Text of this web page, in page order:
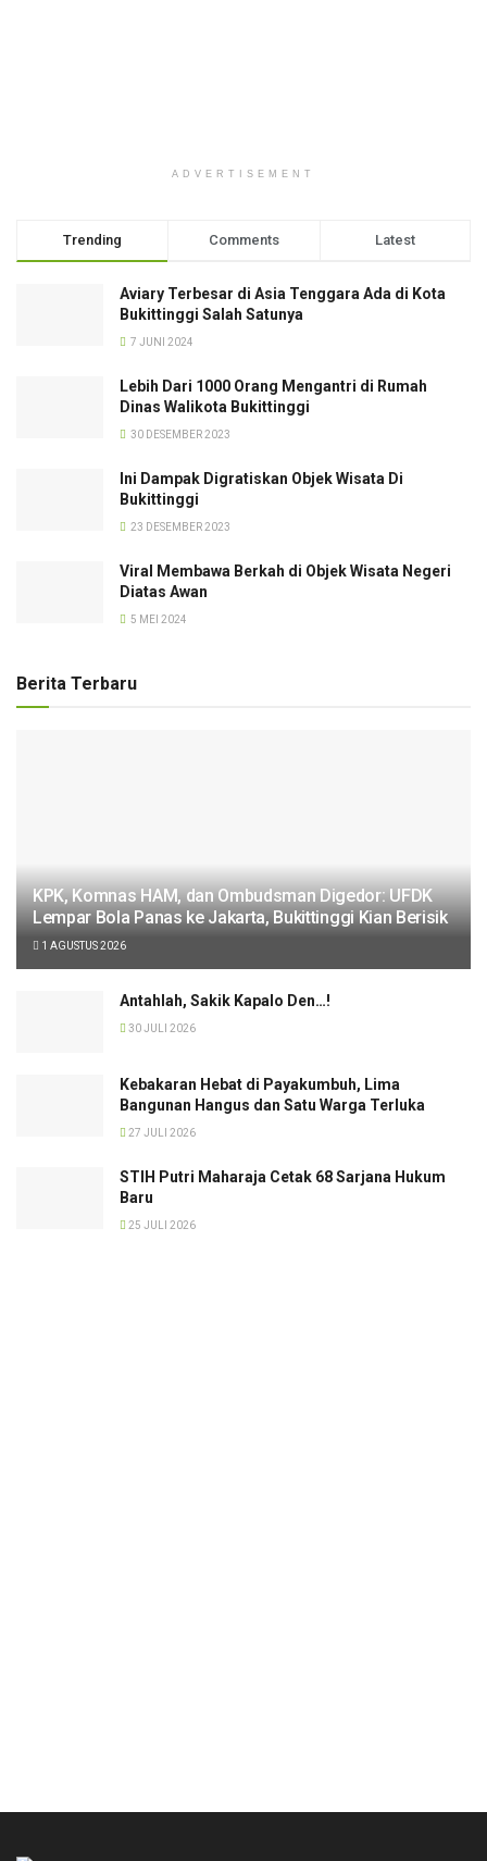
ADVERTISEMENT
Trending Comments Latest
Aviary Terbesar di Asia Tenggara Ada di Kota
Bukittinggi Salah Satunya
7 JUNI 2024
Lebih Dari 1000 Orang Mengantri di Rumah
Dinas Walikota Bukittinggi
30 DESEMBER 2023
Ini Dampak Digratiskan Objek Wisata Di
Bukittinggi
23 DESEMBER 2023
Viral Membawa Berkah di Objek Wisata Negeri
Diatas Awan
5 MEI 2024
Berita Terbaru
KPK, Komnas HAM, dan Ombudsman Digedor: UFDK
Lempar Bola Panas ke Jakarta, Bukittinggi Kian Berisik
1 AGUSTUS 2026
Antahlah, Sakik Kapalo Den…!
30 JULI 2026
Kebakaran Hebat di Payakumbuh, Lima
Bangunan Hangus dan Satu Warga Terluka
27 JULI 2026
STIH Putri Maharaja Cetak 68 Sarjana Hukum
Baru
25 JULI 2026